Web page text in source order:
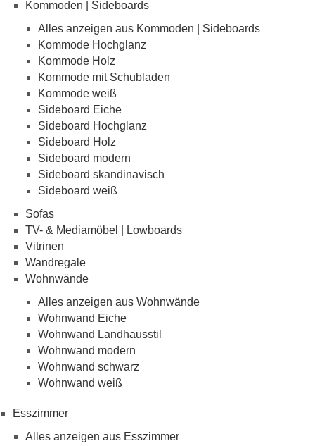
Kommoden | Sideboards
Alles anzeigen aus Kommoden | Sideboards
Kommode Hochglanz
Kommode Holz
Kommode mit Schubladen
Kommode weiß
Sideboard Eiche
Sideboard Hochglanz
Sideboard Holz
Sideboard modern
Sideboard skandinavisch
Sideboard weiß
Sofas
TV- & Mediamöbel | Lowboards
Vitrinen
Wandregale
Wohnwände
Alles anzeigen aus Wohnwände
Wohnwand Eiche
Wohnwand Landhausstil
Wohnwand modern
Wohnwand schwarz
Wohnwand weiß
Esszimmer
Alles anzeigen aus Esszimmer